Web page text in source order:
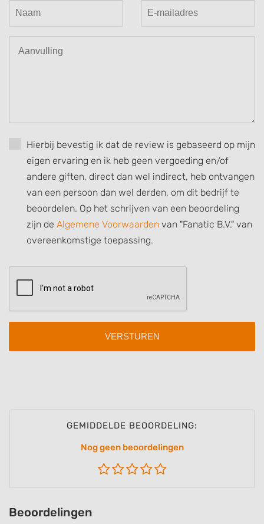
Hierbij bevestig ik dat de review is gebaseerd op mijn
eigen ervaring en ik heb geen vergoeding en/of
andere giften, direct dan wel indirect, heb ontvangen
van een persoon dan wel derden, om dit bedrijf te
beoordelen. Op het schrijven van een beoordeling
zijn de Algemene Voorwaarden van "Fanatic B.V." van
overeenkomstige toepassing.
GEMIDDELDE BEOORDELING:
Nog geen beoordelingen
Beoordelingen
Use precise geolocation data
Identify devices based on information
actively requested
Non-IAB processing purposes:
Necessary
Performance
Functional